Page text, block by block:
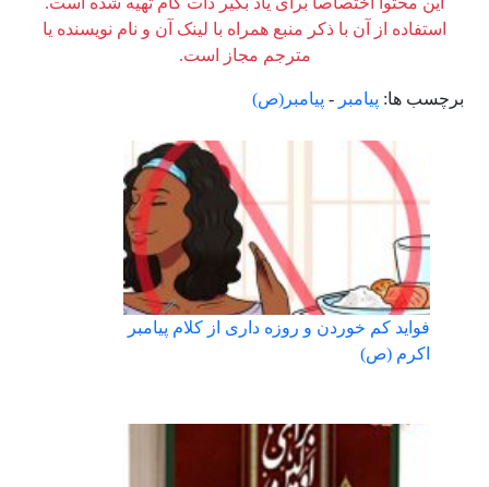
استفاده از آن با ذکر منبع همراه با لینک آن و نام نویسنده یا
مترجم مجاز است.
برچسب ها: پیامبر - پیامبر(ص)
فواید کم خوردن و روزه داری از کلام پیامبر
اکرم (ص)